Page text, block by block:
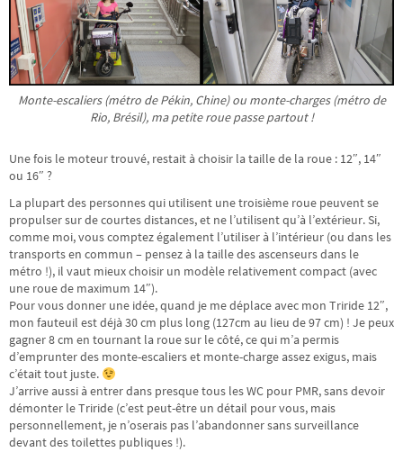
Monte-escaliers (métro de Pékin, Chine) ou monte-charges (métro de
Rio, Brésil), ma petite roue passe partout !
Une fois le moteur trouvé, restait à choisir la taille de la roue : 12″, 14″
ou 16″ ?
La plupart des personnes qui utilisent une troisième roue peuvent se
propulser sur de courtes distances, et ne l’utilisent qu’à l’extérieur. Si,
comme moi, vous comptez également l’utiliser à l’intérieur (ou dans les
transports en commun – pensez à la taille des ascenseurs dans le
métro !), il vaut mieux choisir un modèle relativement compact (avec
une roue de maximum 14″).
Pour vous donner une idée, quand je me déplace avec mon Triride 12″,
mon fauteuil est déjà 30 cm plus long (127cm au lieu de 97 cm) ! Je peux
gagner 8 cm en tournant la roue sur le côté, ce qui m’a permis
d’emprunter des monte-escaliers et monte-charge assez exigus, mais
c’était tout juste.
J’arrive aussi à entrer dans presque tous les WC pour PMR, sans devoir
démonter le Triride (c’est peut-être un détail pour vous, mais
personnellement, je n’oserais pas l’abandonner sans surveillance
devant des toilettes publiques !).